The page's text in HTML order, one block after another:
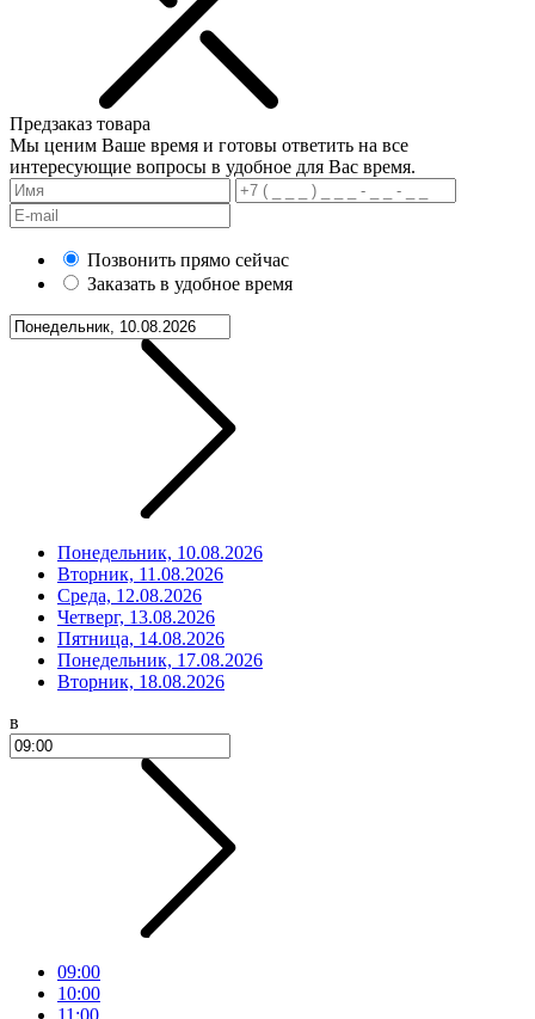
Предзаказ товара
Мы ценим Ваше время и готовы ответить на все
интересующие вопросы в удобное для Вас время.
Позвонить прямо сейчас
Заказать в удобное время
Понедельник, 10.08.2026
Вторник, 11.08.2026
Среда, 12.08.2026
Четверг, 13.08.2026
Пятница, 14.08.2026
Понедельник, 17.08.2026
Вторник, 18.08.2026
в
09:00
10:00
11:00